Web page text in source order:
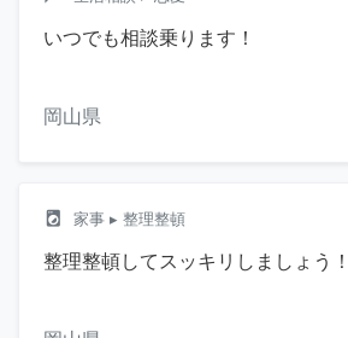
いつでも相談乗ります！
岡山県
local_laundry_service 家事 ▸ 整理整頓
整理整頓してスッキリしましょう！